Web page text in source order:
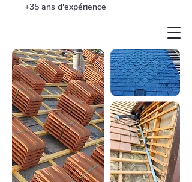
+35 ans d'expérience